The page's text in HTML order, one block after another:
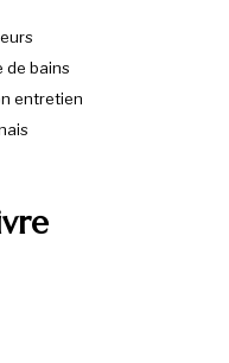
de bains
entretien